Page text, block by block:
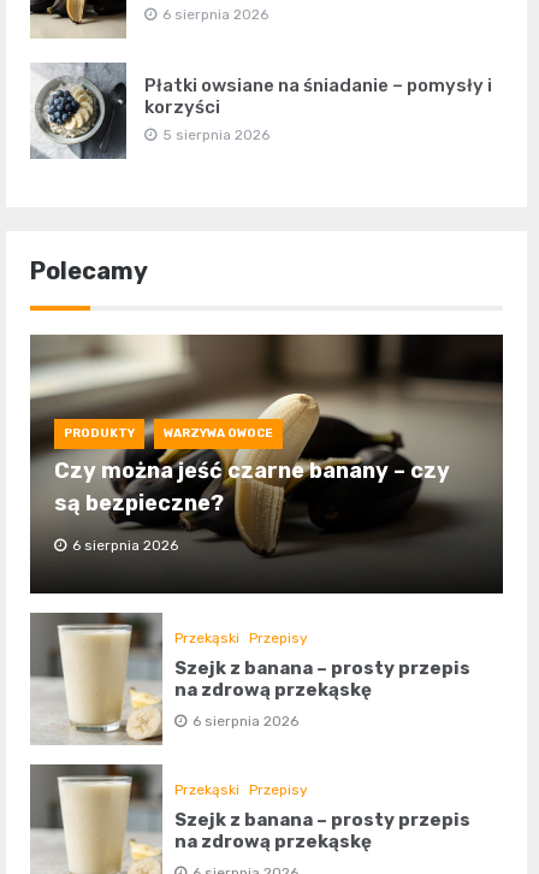
6 sierpnia 2026
Płatki owsiane na śniadanie – pomysły i
korzyści
5 sierpnia 2026
Polecamy
PRODUKTY WARZYWA OWOCE
Czy można jeść czarne banany – czy
są bezpieczne?
6 sierpnia 2026
Przekąski Przepisy
Szejk z banana – prosty przepis
na zdrową przekąskę
6 sierpnia 2026
Przekąski Przepisy
Szejk z banana – prosty przepis
na zdrową przekąskę